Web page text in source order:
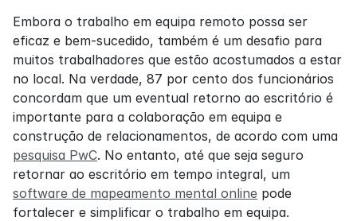
Embora o trabalho em equipa remoto possa ser
eficaz e bem-sucedido, também é um desafio para
muitos trabalhadores que estão acostumados a estar
no local. Na verdade, 87 por cento dos funcionários
concordam que um eventual retorno ao escritório é
importante para a colaboração em equipa e
pesquisa PwC. No entanto, até que seja seguro
software de mapeamento mental online pode
fortalecer e simplificar o trabalho em equipa.